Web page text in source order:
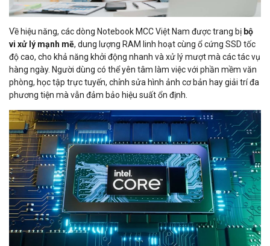
Về hiệu năng, các dòng Notebook MCC Việt Nam được trang bị bộ
vi xử lý mạnh mẽ, dung lượng RAM linh hoạt cùng ổ cứng SSD tốc
độ cao, cho khả năng khởi động nhanh và xử lý mượt mà các tác vụ
hàng ngày. Người dùng có thể yên tâm làm việc với phần mềm văn
phòng, học tập trực tuyến, chỉnh sửa hình ảnh cơ bản hay giải trí đa
phương tiện mà vẫn đảm bảo hiệu suất ổn định.